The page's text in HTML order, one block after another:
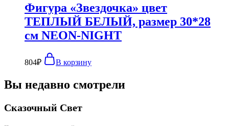
Фигура «Звездочка» цвет
ТЕПЛЫЙ БЕЛЫЙ, размер 30*28
см NEON-NIGHT
804₽ В корзину
Вы недавно смотрели
Сказочный Свет